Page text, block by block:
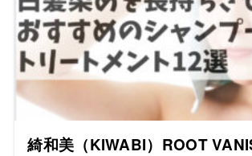
綺和美（KIWABI）ROOT